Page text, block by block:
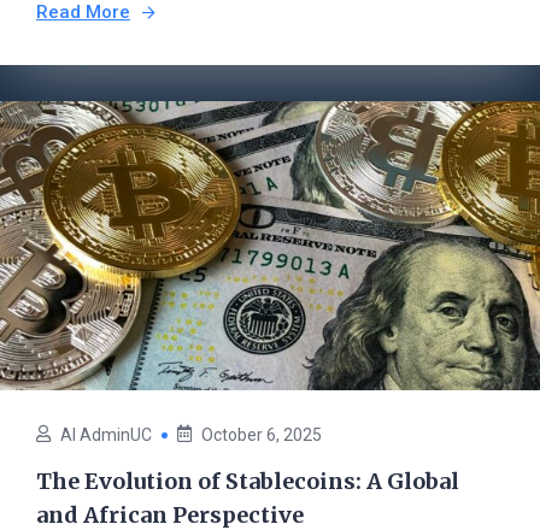
Read More
AI AdminUC October 6, 2025
The Evolution of Stablecoins: A Global
and African Perspective